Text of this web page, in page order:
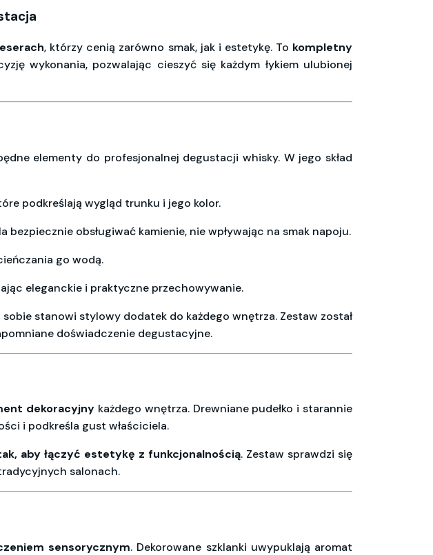
, którzy cenią zarówno smak, jak i estetykę. To kompletny
wykonania, pozwalając cieszyć się każdym łykiem ulubionej
elementy do profesjonalnej degustacji whisky. W jego skład
podkreślają wygląd trunku i jego kolor.
bezpiecznie obsługiwać kamienie, nie wpływając na smak napoju.
go wodą.
eleganckie i praktyczne przechowywanie.
sobie stanowi stylowy dodatek do każdego wnętrza. Zestaw został
doświadczenie degustacyjne.
dekoracyjny każdego wnętrza. Drewniane pudełko i starannie
i podkreśla gust właściciela.
aby łączyć estetykę z funkcjonalnością. Zestaw sprawdzi się
salonach.
sensorycznym. Dekorowane szklanki uwypuklają aromat